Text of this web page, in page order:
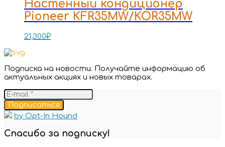
Настенный кондиционер
Pioneer KFR35MW/KOR35MW
21,300₽
Подписка на новости. Получайте информацию об
актуальных акциях и новых товарах.
Подписаться
by Opt-In Hound
Спасибо за подписку!